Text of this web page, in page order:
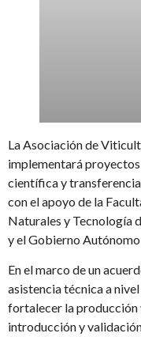
La Asociación de
implementará
científica y
con el apoyo de la
Naturales y Tecnología
y el Gobierno Autónomo
En el marco de un
asistencia técnica a
fortalecer la producción
introducción y